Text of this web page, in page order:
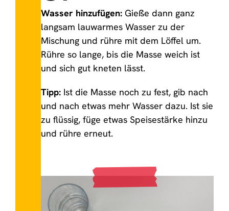
Wasser hinzufügen: Gieße dann ganz
langsam lauwarmes Wasser zu der
Mischung und rühre mit dem Löffel um.
Rühre so lange, bis die Masse weich ist
und sich gut kneten lässt.
Tipp: Ist die Masse noch zu fest, gib nach
und nach etwas mehr Wasser dazu. Ist sie
zu flüssig, füge etwas Speisestärke hinzu
und rühre erneut.